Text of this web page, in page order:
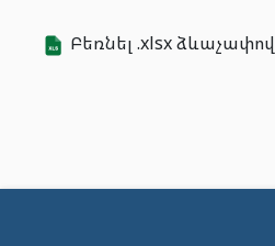
Բեռնել .xlsx ձևաչափով